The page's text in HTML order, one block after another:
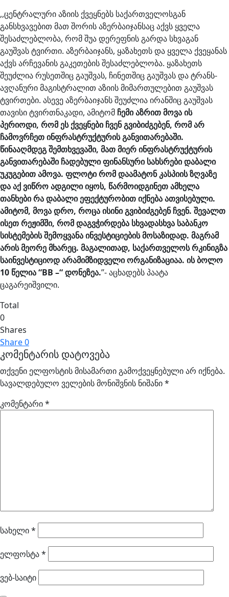
,,ცენტრალური აზიის ქვეყნებს საქართველოსგან
განსხვავებით მათ შორის აზერბაიჯანსაც აქვს ყველა
შესაძლებლობა, რომ შუა დერეფნის გარდა სხვაგან
გაუშვას ტვირთი. აზერბაიჯანს, ყაზახეთს და ყველა ქვეყანას
აქვს არჩევანის გაკეთების შესაძლებლობა. ყაზახეთს
შეუძლია რუსეთშიც გაუშვას, ჩინეთშიც გაუშვას და ტრანს-
ავღანური მაგისტრალით აზიის მიმართულებით გაუშვას
ტვირთები. ასევე აზერბაიჯანს შეუძლია ირანშიც გაუშვას
თავისი ტვირთნაკადი, ამიტომ ჩემიაზრითმოვაის
პერიოდი, რომესქვეყნები ჩვენგვიბიძგებენ, რომარ
ჩამოვრჩეთინფრასტრუქტურისგანვითარებაში.
წინააღმდეგშემთხვევაში, მათმიერინფრასტრუქტურის
განვითარებაში ჩადებულიფინანსური სახსრებიდაბალი
უკუგებითამოვა. ფლოტირომდაამატონკასპიისზღვაზე
დააქ ვიწროადგილიიყოს, წარმოიდგინეთამხელა
თანხებირადაბალიეფექტურობითიქნებაათვისებული.
ამიტომ, მოვადრო, როცაისინიგვიბიძგებენ ჩვენ. შევალთ
ისეთრეჟიმში, რომდაგვჭირდება სხვადასხვა საბანკო
სისტემებისშემოყვანაინვესტიციებისმოსაზიდად. მაგრამ
არისმეორემხარეც. მაგალითად, საქართველოსრკინიგზა
საინვესტიციოდარამიმზიდველიორგანიზაციაა. ისბოლო
10 წელია“BB –“დონეზეა.’’- აცხადებს პაატა
ცაგარეიშვილი.
Total
0
Shares
Share0
კომენტარის დატოვება
თქვენი ელფოსტის მისამართი გამოქვეყნებული არ იქნება.
სავალდებულო ველების მონიშვნის ნიშანი*
კომენტარი*
სახელი*
ელფოსტა*
ვებ-საიტი